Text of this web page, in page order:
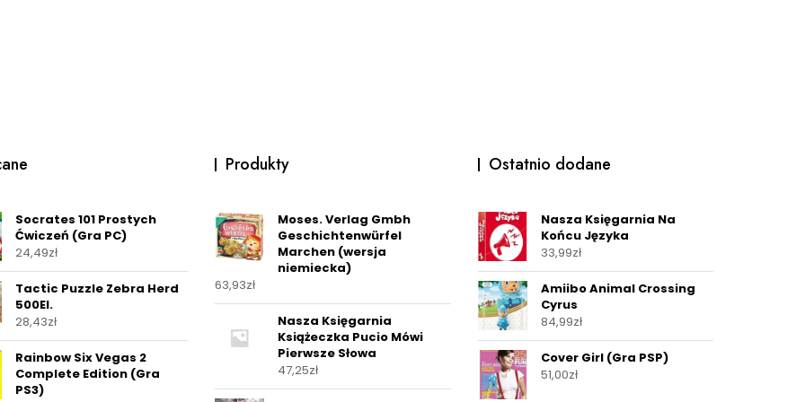
Socrates 101 Prostych
Ćwiczeń (Gra PC)
24,49zł
Tactic Puzzle Zebra Herd
500El.
28,43zł
Rainbow Six Vegas 2
Complete Edition (Gra
PS3)
Produkty
Moses. Verlag Gmbh
Geschichtenwürfel
Marchen (wersja
niemiecka)
63,93zł
Nasza Księgarnia
Książeczka Pucio Mówi
Pierwsze Słowa
47,25zł
Ostatnio dodane
Nasza Księgarnia Na
Końcu Języka
33,99zł
Amiibo Animal Crossing
Cyrus
84,99zł
Cover Girl (Gra PSP)
51,00zł